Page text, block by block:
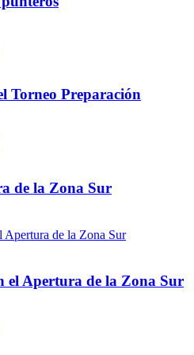
Torneo Preparación
de la Zona Sur
el Apertura de la Zona Sur